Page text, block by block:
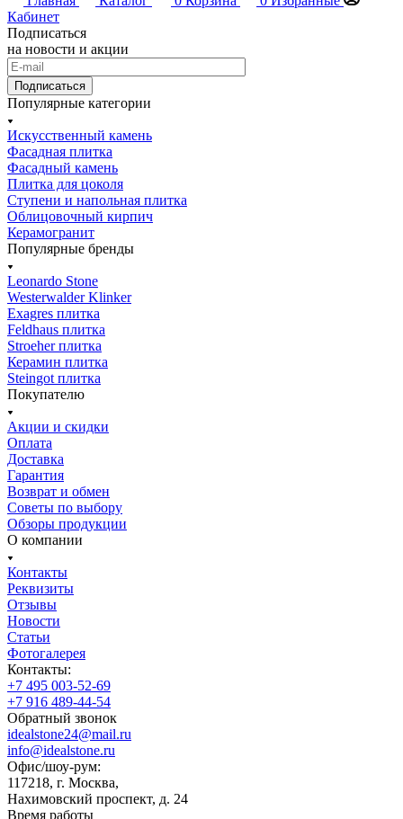
Кабинет
Подписаться
на новости и акции
Подписаться
Популярные категории
Искусственный камень
Фасадная плитка
Фасадный камень
Плитка для цоколя
Ступени и напольная плитка
Облицовочный кирпич
Керамогранит
Популярные бренды
Leonardo Stone
Westerwalder Klinker
Exagres плитка
Feldhaus плитка
Stroeher плитка
Керамин плитка
Steingot плитка
Покупателю
Акции и скидки
Оплата
Доставка
Гарантия
Возврат и обмен
Советы по выбору
Обзоры продукции
О компании
Контакты
Реквизиты
Отзывы
Новости
Статьи
Фотогалерея
Контакты:
+7 495 003-52-69
+7 916 489-44-54
Обратный звонок
idealstone24@mail.ru
info@idealstone.ru
Офис/шоу-рум:
117218, г. Москва,
Нахимовский проспект, д. 24
Время работы